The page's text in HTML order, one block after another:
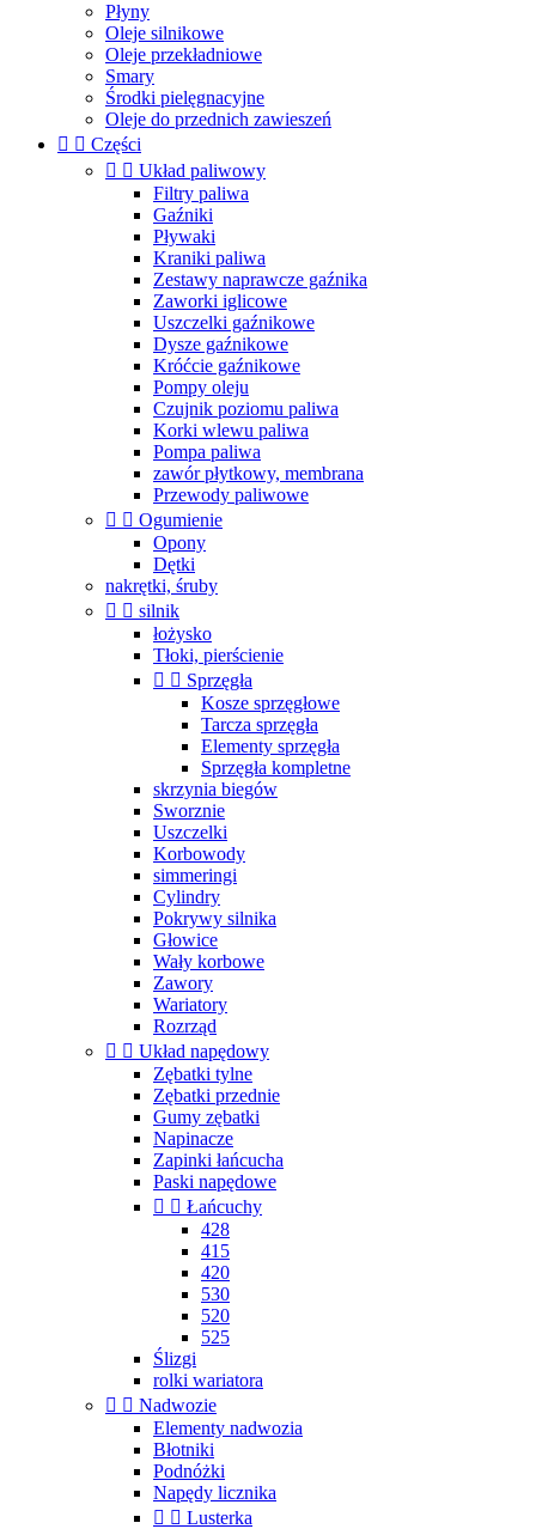
Płyny
Oleje silnikowe
Oleje przekładniowe
Smary
Środki pielęgnacyjne
Oleje do przednich zawieszeń
  Części
  Układ paliwowy
Filtry paliwa
Gaźniki
Pływaki
Kraniki paliwa
Zestawy naprawcze gaźnika
Zaworki iglicowe
Uszczelki gaźnikowe
Dysze gaźnikowe
Króćcie gaźnikowe
Pompy oleju
Czujnik poziomu paliwa
Korki wlewu paliwa
Pompa paliwa
zawór płytkowy, membrana
Przewody paliwowe
  Ogumienie
Opony
Dętki
nakrętki, śruby
  silnik
łożysko
Tłoki, pierścienie
  Sprzęgła
Kosze sprzęgłowe
Tarcza sprzęgła
Elementy sprzęgła
Sprzęgła kompletne
skrzynia biegów
Sworznie
Uszczelki
Korbowody
simmeringi
Cylindry
Pokrywy silnika
Głowice
Wały korbowe
Zawory
Wariatory
Rozrząd
  Układ napędowy
Zębatki tylne
Zębatki przednie
Gumy zębatki
Napinacze
Zapinki łańcucha
Paski napędowe
  Łańcuchy
428
415
420
530
520
525
Ślizgi
rolki wariatora
  Nadwozie
Elementy nadwozia
Błotniki
Podnóżki
Napędy licznika
  Lusterka